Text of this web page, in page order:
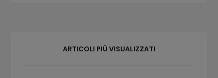
ARTICOLI PIÙ VISUALIZZATI